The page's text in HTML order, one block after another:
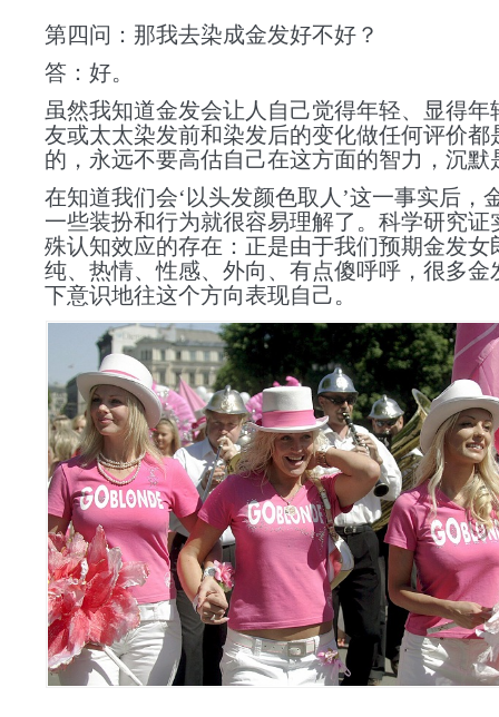
第四问：那我去染成金发好不好？
答：好。
虽然我知道金发会让人自己觉得年轻、显得年
友或太太染发前和染发后的变化做任何评价都
的，永远不要高估自己在这方面的智力，沉默
在知道我们会‘以头发颜色取人’这一事实后，
一些装扮和行为就很容易理解了。科学研究证
殊认知效应的存在：正是由于我们预期金发女
纯、热情、性感、外向、有点傻呼呼，很多金
下意识地往这个方向表现自己。